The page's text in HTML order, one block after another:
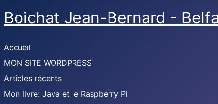
Boichat Jean-Bernard -
Accueil
MON SITE WORDPRESS
Articles récents
Mon livre: Java et le Raspberry Pi